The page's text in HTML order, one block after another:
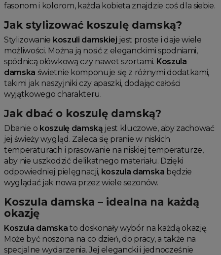
fasonom i kolorom, każda kobieta znajdzie coś dla siebie.
Jak stylizować koszulę damską?
Stylizowanie koszuli damskiej jest proste i daje wiele
możliwości. Można ją nosić z eleganckimi spodniami,
spódnicą ołówkową czy nawet szortami. Koszula
damska świetnie komponuje się z różnymi dodatkami,
takimi jak naszyjniki czy apaszki, dodając całości
wyjątkowego charakteru.
Jak dbać o koszulę damską?
Dbanie o koszulę damską jest kluczowe, aby zachować
jej świeży wygląd. Zaleca się pranie w niskich
temperaturach i prasowanie na niskiej temperaturze,
aby nie uszkodzić delikatnego materiału. Dzięki
odpowiedniej pielęgnacji, koszula damska będzie
wyglądać jak nowa przez wiele sezonów.
Koszula damska – idealna na każdą
okazję
Koszula damska to doskonały wybór na każdą okazję.
Może być noszona na co dzień, do pracy, a także na
specjalne wydarzenia. Jej elegancki i jednocześnie